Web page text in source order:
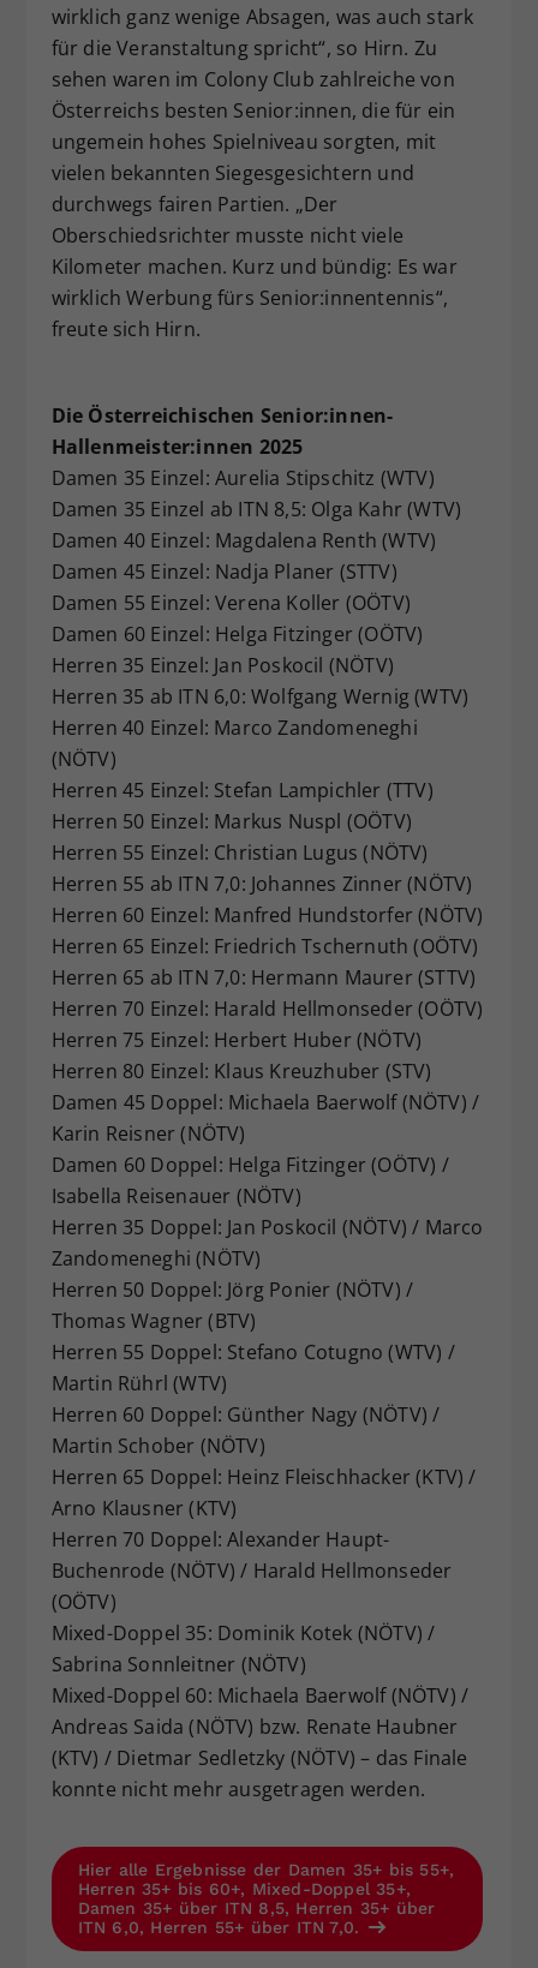
wirklich ganz wenige Absagen, was auch stark
für die Veranstaltung spricht“, so Hirn. Zu
sehen waren im Colony Club zahlreiche von
Österreichs besten Senior:innen, die für ein
ungemein hohes Spielniveau sorgten, mit
vielen bekannten Siegesgesichtern und
durchwegs fairen Partien. „Der
Oberschiedsrichter musste nicht viele
Kilometer machen. Kurz und bündig: Es war
wirklich Werbung fürs Senior:innentennis“,
freute sich Hirn.
Die Österreichischen Senior:innen-
Hallenmeister:innen 2025
Damen 35 Einzel: Aurelia Stipschitz (WTV)
Damen 35 Einzel ab ITN 8,5: Olga Kahr (WTV)
Damen 40 Einzel: Magdalena Renth (WTV)
Damen 45 Einzel: Nadja Planer (STTV)
Damen 55 Einzel: Verena Koller (OÖTV)
Damen 60 Einzel: Helga Fitzinger (OÖTV)
Herren 35 Einzel: Jan Poskocil (NÖTV)
Herren 35 ab ITN 6,0: Wolfgang Wernig (WTV)
Herren 40 Einzel: Marco Zandomeneghi
(NÖTV)
Herren 45 Einzel: Stefan Lampichler (TTV)
Herren 50 Einzel: Markus Nuspl (OÖTV)
Herren 55 Einzel: Christian Lugus (NÖTV)
Herren 55 ab ITN 7,0: Johannes Zinner (NÖTV)
Herren 60 Einzel: Manfred Hundstorfer (NÖTV)
Herren 65 Einzel: Friedrich Tschernuth (OÖTV)
Herren 65 ab ITN 7,0: Hermann Maurer (STTV)
Herren 70 Einzel: Harald Hellmonseder (OÖTV)
Herren 75 Einzel: Herbert Huber (NÖTV)
Herren 80 Einzel: Klaus Kreuzhuber (STV)
Damen 45 Doppel: Michaela Baerwolf (NÖTV) /
Karin Reisner (NÖTV)
Damen 60 Doppel: Helga Fitzinger (OÖTV) /
Isabella Reisenauer (NÖTV)
Herren 35 Doppel: Jan Poskocil (NÖTV) / Marco
Zandomeneghi (NÖTV)
Herren 50 Doppel: Jörg Ponier (NÖTV) /
Thomas Wagner (BTV)
Herren 55 Doppel: Stefano Cotugno (WTV) /
Martin Rührl (WTV)
Herren 60 Doppel: Günther Nagy (NÖTV) /
Martin Schober (NÖTV)
Herren 65 Doppel: Heinz Fleischhacker (KTV) /
Arno Klausner (KTV)
Herren 70 Doppel: Alexander Haupt-
Buchenrode (NÖTV) / Harald Hellmonseder
(OÖTV)
Mixed-Doppel 35: Dominik Kotek (NÖTV) /
Sabrina Sonnleitner (NÖTV)
Mixed-Doppel 60: Michaela Baerwolf (NÖTV) /
Andreas Saida (NÖTV) bzw. Renate Haubner
(KTV) / Dietmar Sedletzky (NÖTV) – das Finale
konnte nicht mehr ausgetragen werden.
Hier alle Ergebnisse der Damen 35+ bis 55+,
Herren 35+ bis 60+, Mixed-Doppel 35+,
Damen 35+ über ITN 8,5, Herren 35+ über
ITN 6,0, Herren 55+ über ITN 7,0.